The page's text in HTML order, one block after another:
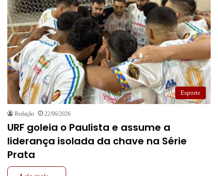
Esporte
Redação 22/06/2026
URF goleia o Paulista e assume a
liderança isolada da chave na Série
Prata